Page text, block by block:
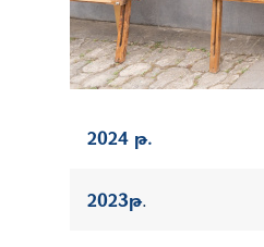
2024 թ.
2023թ.